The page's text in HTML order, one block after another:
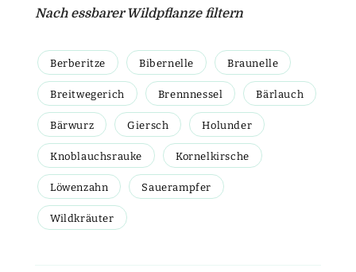
Nach essbarer Wildpflanze filtern
Berberitze Bibernelle Braunelle
Breitwegerich Brennnessel Bärlauch
Bärwurz Giersch Holunder
Knoblauchsrauke Kornelkirsche
Löwenzahn Sauerampfer
Wildkräuter